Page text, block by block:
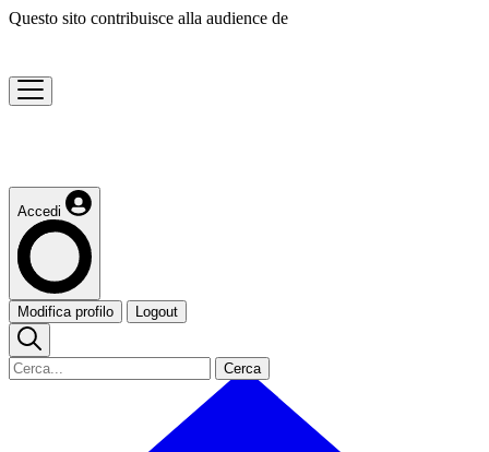
Questo sito contribuisce alla audience de
Accedi
Modifica profilo Logout
Cerca